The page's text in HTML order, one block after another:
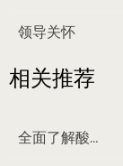
领导关怀
相关推荐
全面了解酸梅汤